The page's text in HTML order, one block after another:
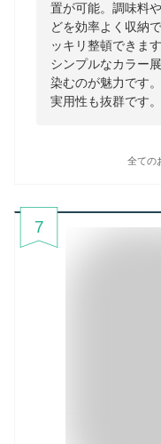
置が可能。調味料
どを効率よく収納
ッキリ整頓できま
シンプルなカラー
染むのが魅力です
実用性も抜群です。
全ての
7